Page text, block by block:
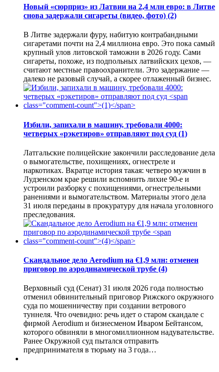
Новый «сюрприз» из Латвии на 2,4 млн евро: в Литве
снова задержали сигареты (видео, фото) (2)
В Литве задержали фуру, набитую контрабандными
сигаретами почти на 2,4 миллиона евро. Это пока самый
крупный улов литовской таможни в 2026 году. Сами
сигареты, похоже, из подпольных латвийских цехов, —
считают местные правоохранители. Это задержание —
далеко не разовый случай, а скорее отлаженный бизнес.
Избили, запихали в машину, требовали 4000:
четверых «рэкетиров» отправляют под суд (1)
Латгальские полицейские закончили расследование дела
о вымогательстве, похищениях, огнестреле и
наркотиках. Вкратце история такая: четверо мужчин в
Лудзенском крае решили вспомнить лихие 90-е и
устроили разборку с похищениями, огнестрельными
ранениями и вымогательством. Материалы этого дела
31 июля переданы в прокуратуру для начала уголовного
преследования.
Скандальное дело Aerodium на €1,9 млн: отменен
приговор по аэродинамической трубе (4)
Верховный суд (Сенат) 31 июля 2026 года полностью
отменил обвинительный приговор Рижского окружного
суда по мошенничеству при создании ветрового
туннеля. Что очевидно: речь идет о старом скандале с
фирмой Aerodium и бизнесменом Иваром Бейтансом,
которого обвиняли в многомиллионном надувательстве.
Ранее Окружной суд пытался отправить
предпринимателя в тюрьму на 3 года…